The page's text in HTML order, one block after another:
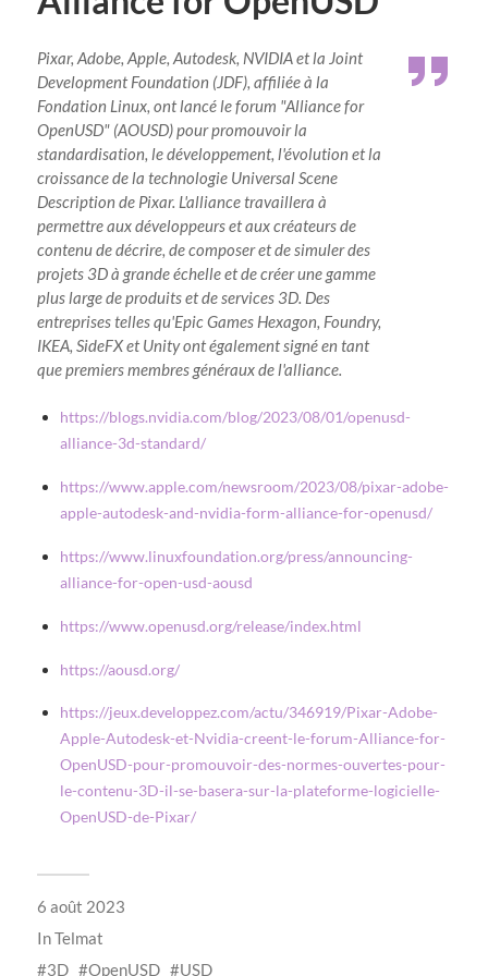
Pixar, Adobe, Apple, Autodesk, NVIDIA et la Joint
Development Foundation (JDF), affiliée à la
Fondation Linux, ont lancé le forum "Alliance for
OpenUSD" (AOUSD) pour promouvoir la
standardisation, le développement, l'évolution et la
croissance de la technologie Universal Scene
Description de Pixar. L'alliance travaillera à
permettre aux développeurs et aux créateurs de
contenu de décrire, de composer et de simuler des
projets 3D à grande échelle et de créer une gamme
plus large de produits et de services 3D. Des
entreprises telles qu'Epic Games Hexagon, Foundry,
IKEA, SideFX et Unity ont également signé en tant
que premiers membres généraux de l'alliance.
https://blogs.nvidia.com/blog/2023/08/01/openusd-
alliance-3d-standard/
https://www.apple.com/newsroom/2023/08/pixar-adobe-
apple-autodesk-and-nvidia-form-alliance-for-openusd/
https://www.linuxfoundation.org/press/announcing-
alliance-for-open-usd-aousd
https://www.openusd.org/release/index.html
https://aousd.org/
https://jeux.developpez.com/actu/346919/Pixar-Adobe-
Apple-Autodesk-et-Nvidia-creent-le-forum-Alliance-for-
OpenUSD-pour-promouvoir-des-normes-ouvertes-pour-
le-contenu-3D-il-se-basera-sur-la-plateforme-logicielle-
OpenUSD-de-Pixar/
6 août 2023
InTelmat
3D
OpenUSD USD